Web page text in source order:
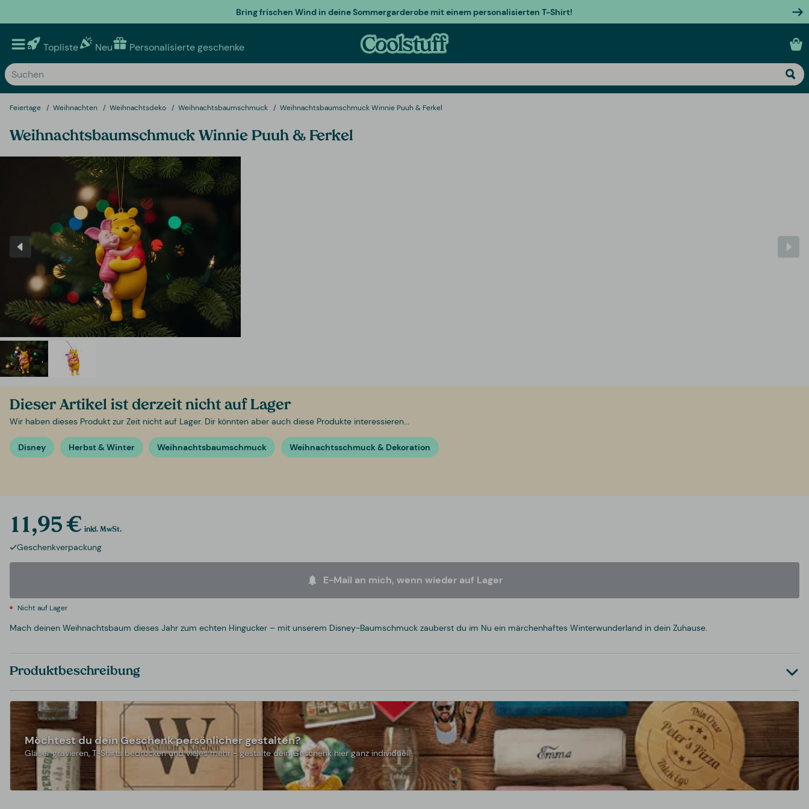
Bring frischen Wind in deine Sommergarderobe mit einem personalisierten T-Shirt!
Topliste Neu Personalisierte geschenke
Feiertage Weihnachten Weihnachtsdeko Weihnachtsbaumschmuck Weihnachtsbaumschmuck Winnie Puuh & Ferkel
Weihnachtsbaumschmuck Winnie Puuh & Ferkel
Dieser Artikel ist derzeit nicht auf Lager
Wir haben dieses Produkt zur Zeit nicht auf Lager. Dir könnten aber auch diese Produkte interessieren...
Disney Herbst & Winter Weihnachtsbaumschmuck Weihnachtsschmuck & Dekoration
11,95 € inkl. MwSt.
Geschenkverpackung
E-Mail an mich, wenn wieder auf Lager
Nicht auf Lager
Mach deinen Weihnachtsbaum dieses Jahr zum echten Hingucker – mit unserem Disney-Baumschmuck zauberst du im Nu ein märchenhaftes Winterwunderland in dein Zuhause.
Produktbeschreibung
Möchtest du dein Geschenk persönlicher gestalten?
Gläser gravieren, T-Shirts bedrucken und vieles mehr - gestalte dein Geschenk hier ganz individuell!